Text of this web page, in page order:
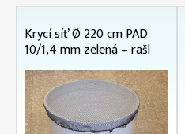
Krycí síť Ø 220 cm PAD
10/1,4 mm zelená – rašl